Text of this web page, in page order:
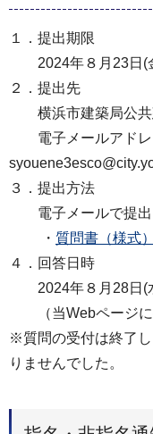
１．提出期限
2024年８月23日(金
２．提出先
横浜市建築局公共
電子メールアドレ
３．提出方法
電子メールで提出
・ 質問書（様式
４．回答日時
2024年８月28日(
（当Webページに
※質問の受付は終了
りませんでした。